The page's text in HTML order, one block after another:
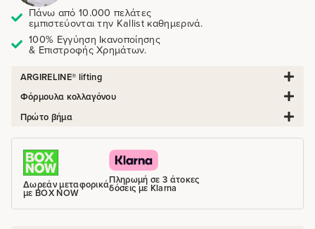
Πάνω από 10.000 πελάτες
εμπιστεύονται την Kallist καθημερινά.
100% Εγγύηση Ικανοποίησης
& Επιστροφής Χρημάτων.
ARGIRELINE® lifting
Φόρμουλα κολλαγόνου
Πρώτο βήμα
Δωρεάν μεταφορικά
με BOX NOW
Πληρωμή σε 3 άτοκες
δόσεις με Klarna